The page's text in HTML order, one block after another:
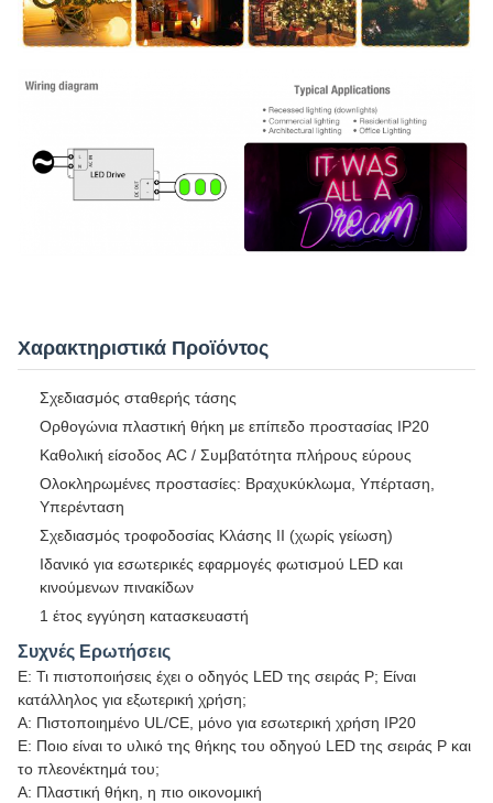
Χαρακτηριστικά Προϊόντος
Σχεδιασμός σταθερής τάσης
Ορθογώνια πλαστική θήκη με επίπεδο προστασίας IP20
Καθολική είσοδος AC / Συμβατότητα πλήρους εύρους
Ολοκληρωμένες προστασίες: Βραχυκύκλωμα, Υπέρταση,
Υπερένταση
Σχεδιασμός τροφοδοσίας Κλάσης II (χωρίς γείωση)
Ιδανικό για εσωτερικές εφαρμογές φωτισμού LED και
κινούμενων πινακίδων
1 έτος εγγύηση κατασκευαστή
Συχνές Ερωτήσεις
Ε: Τι πιστοποιήσεις έχει ο οδηγός LED της σειράς P; Είναι
κατάλληλος για εξωτερική χρήση;
Α: Πιστοποιημένο UL/CE, μόνο για εσωτερική χρήση IP20
Ε: Ποιο είναι το υλικό της θήκης του οδηγού LED της σειράς P και
το πλεονέκτημά του;
Α: Πλαστική θήκη, η πιο οικονομική